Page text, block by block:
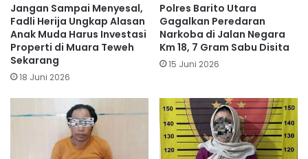
Jangan Sampai Menyesal,
Fadli Herija Ungkap Alasan
Anak Muda Harus Investasi
Properti di Muara Teweh
Sekarang
18 Juni 2026
Polres Barito Utara
Gagalkan Peredaran
Narkoba di Jalan Negara
Km 18, 7 Gram Sabu Disita
15 Juni 2026